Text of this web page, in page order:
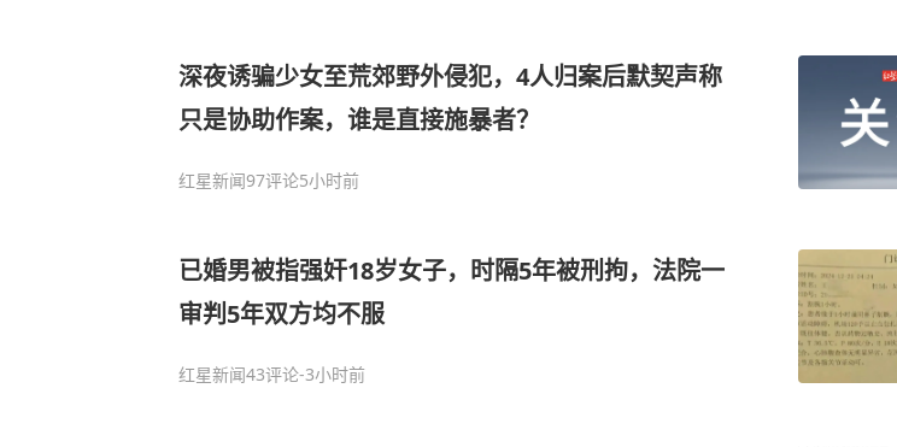
深夜诱骗少女至荒郊野外侵犯，4人归案后默契声称
只是协助作案，谁是直接施暴者？
红星新闻97评论5小时前
已婚男被指强奸18岁女子，时隔5年被刑拘，法院一
审判5年双方均不服
红星新闻43评论-3小时前